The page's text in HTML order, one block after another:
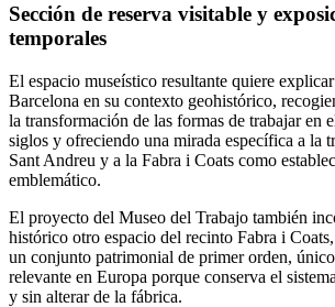
Sección de reserva visitable y
temporales
El espacio museístico resultante quiere
Barcelona en su contexto geohistórico,
la transformación de las formas de trabajar en
siglos y ofreciendo una mirada específica a la
Sant Andreu y a la Fabra i Coats como
emblemático.
El proyecto del Museo del Trabajo también
histórico otro espacio del recinto Fabra i
un conjunto patrimonial de primer orden,
relevante en Europa porque conserva el
y sin alterar de la fábrica.